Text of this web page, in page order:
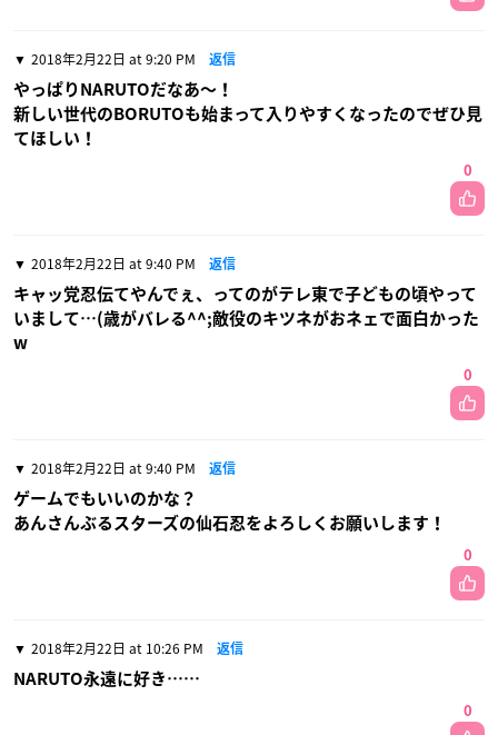
2018年2月22日 at 9:20 PM 返信
やっぱりNARUTOだなあ〜！
新しい世代のBORUTOも始まって入りやすくなったのでぜひ見
てほしい！
0
2018年2月22日 at 9:40 PM 返信
キャッ党忍伝てやんでぇ、ってのがテレ東で子どもの頃やって
いまして…(歳がバレる^^;敵役のキツネがおネェで面白かった
w
0
2018年2月22日 at 9:40 PM 返信
ゲームでもいいのかな？
あんさんぶるスターズの仙石忍をよろしくお願いします！
0
2018年2月22日 at 10:26 PM 返信
NARUTO永遠に好き……
0